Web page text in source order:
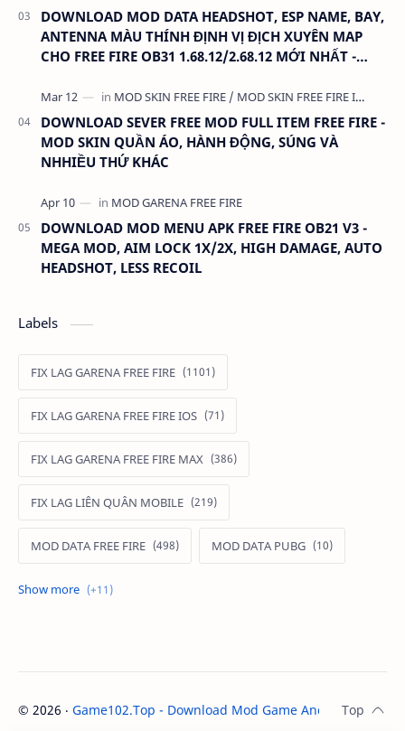
DOWNLOAD MOD DATA HEADSHOT, ESP NAME, BAY,
ANTENNA MÀU THÍNH ĐỊNH VỊ ĐỊCH XUYÊN MAP
CHO FREE FIRE OB31 1.68.12/2.68.12 MỚI NHẤT -
DOWNLOAD SEVER FREE MOD FULL ITEM FREE FIRE -
MOD SKIN QUẦN ÁO, HÀNH ĐỘNG, SÚNG VÀ
NHHIỀU THỨ KHÁC
DOWNLOAD MOD MENU APK FREE FIRE OB21 V3 -
MEGA MOD, AIM LOCK 1X/2X, HIGH DAMAGE, AUTO
HEADSHOT, LESS RECOIL
Labels
FIX LAG GARENA FREE FIRE
FIX LAG GARENA FREE FIRE IOS
FIX LAG GARENA FREE FIRE MAX
FIX LAG LIÊN QUÂN MOBILE
MOD DATA FREE FIRE MOD DATA PUBG
MOD FREE FIRE
MOD LIÊN QUÂN MOBILE IOS
MOD MAP LIÊN QUÂN MOBILE
© 2026 ‧ Game102.Top - Download Mod Game Android / IOS